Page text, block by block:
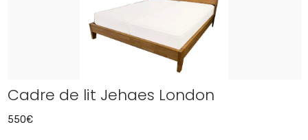
Cadre de lit Jehaes London
550€